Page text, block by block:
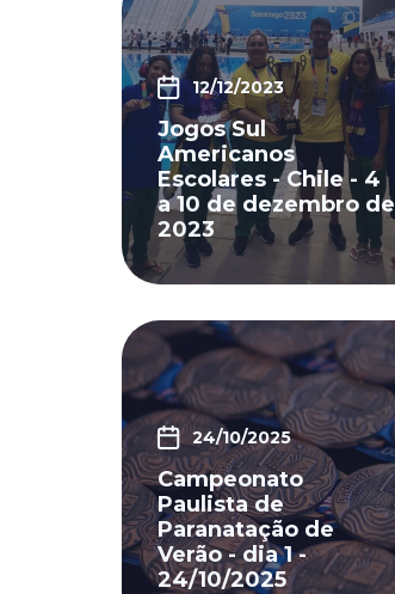
12/12/2023
Jogos Sul
Americanos
Escolares - Chile - 4
a 10 de dezembro de
2023
24/10/2025
Campeonato
Paulista de
Paranatação de
Verão - dia 1 -
24/10/2025